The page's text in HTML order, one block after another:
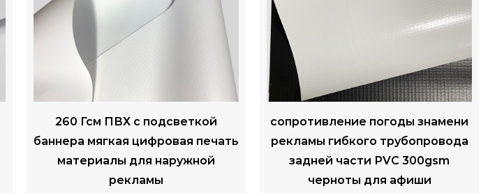
сопротивление погоды знамени
рекламы гибкого трубопровода
задней части PVC 300gsm
черноты для афиши
Сырье сетки ПВХ баннеров
гибкого трубопровода ПВХ
220гсм с фронтальной
подсветкой для печати